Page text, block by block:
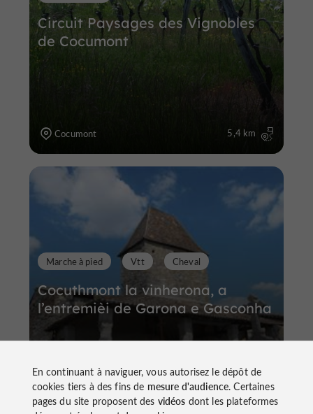
Circuit Paysages des Vignobles
de Cocumont
Cocumont 5,4 km
Cocuthmont la vinherona, a
l’entremièi de Garona e Gasconha
Marche à pied Vtt Cheval
Cocumont 18,7 km
En continuant à naviguer, vous autorisez le dépôt de
cookies tiers à des fins de mesure d'audience. Certaines
pages du site proposent des vidéos dont les plateformes